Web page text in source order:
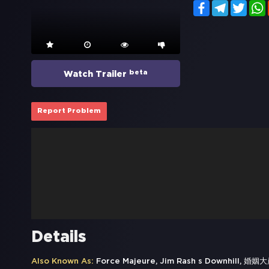
Watch Trailer beta
FacebookTelegram
Report Problem
Details
Also Known As: Force Majeure, Jim Rash s Downhill, 婚姻大